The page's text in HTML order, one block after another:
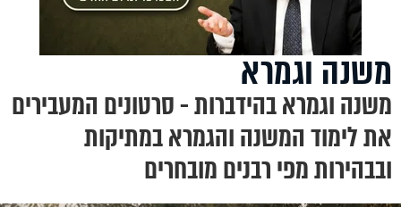
משנה וגמרא
משנה וגמרא בהידברות - סרטונים המעבירים
את לימוד המשנה והגמרא במתיקות
ובבהירות מפי רבנים מובחרים